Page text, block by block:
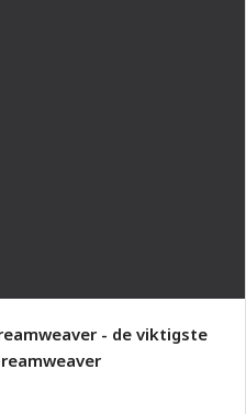
- de viktigste